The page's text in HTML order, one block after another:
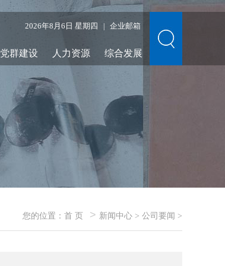
2026年8月6日 星期四 企业邮箱
党群建设 人力资源 综合发展
您的位置： 首 页 > 新闻中心 > 公司要闻 >